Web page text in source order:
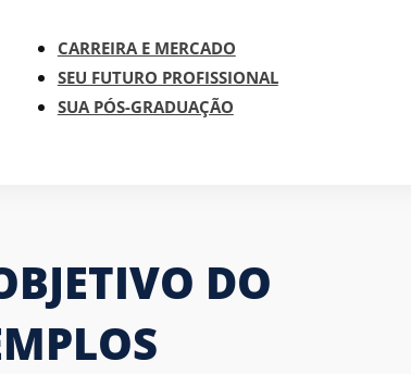
CARREIRA E MERCADO
SEU FUTURO PROFISSIONAL
SUA PÓS-GRADUAÇÃO
DO